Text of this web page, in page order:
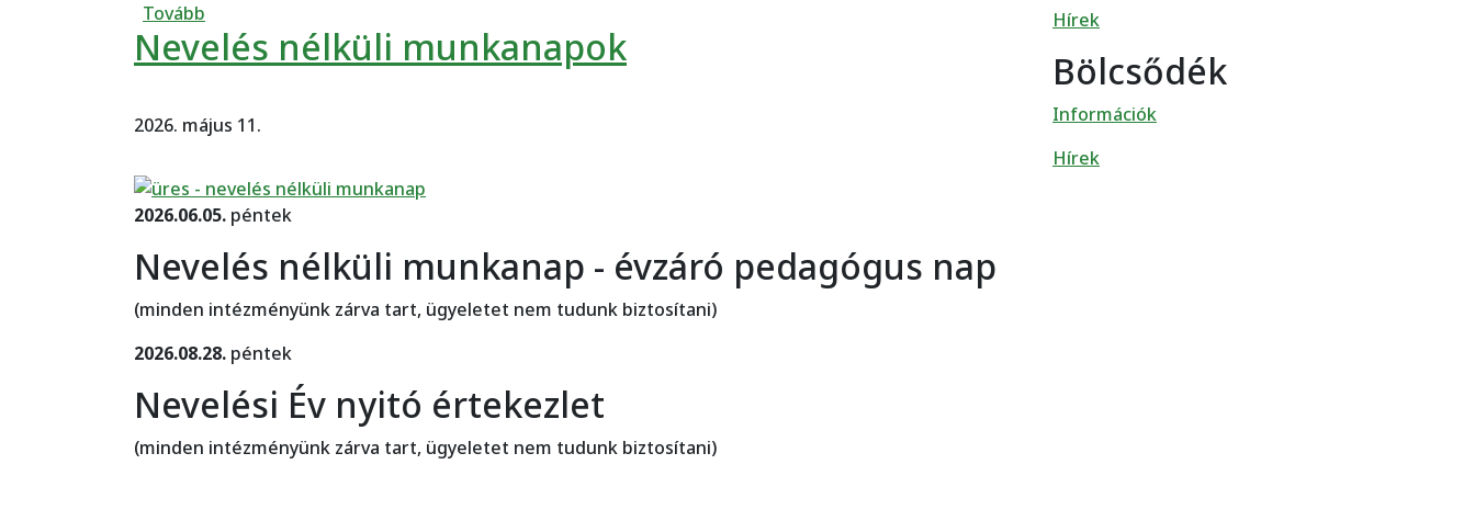
Tovább
Nevelés nélküli munkanapok
2026. május 11.
2026.06.05. péntek
Nevelés nélküli munkanap - évzáró pedagógus nap
(minden intézményünk zárva tart, ügyeletet nem tudunk biztosítani)
2026.08.28. péntek
Nevelési Év nyitó értekezlet
(minden intézményünk zárva tart, ügyeletet nem tudunk biztosítani)
Hírek
Bölcsődék
Információk
Hírek